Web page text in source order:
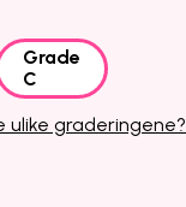
Grade
C
ulike graderingene?